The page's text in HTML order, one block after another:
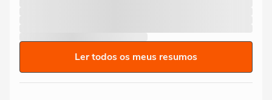
Ler todos os meus resumos